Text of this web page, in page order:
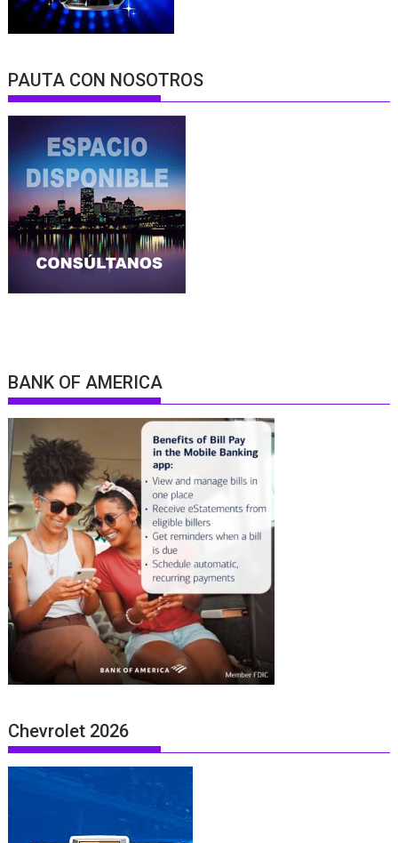
PAUTA CON NOSOTROS
BANK OF AMERICA
Chevrolet 2026